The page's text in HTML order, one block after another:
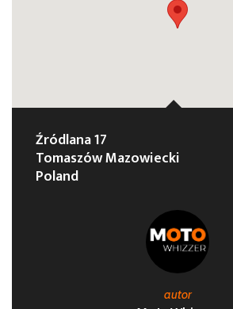
Źródlana 17
Tomaszów Mazowiecki
Poland
autor